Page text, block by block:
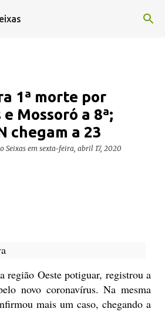
o conteúdo principal
1ª morte por
Mossoró a 8ª;
chegam a 23
Seixas em sexta-feira, abril 17, 2020
região Oeste potiguar, registrou a
novo coronavírus. Na mesma
mais um caso, chegando a